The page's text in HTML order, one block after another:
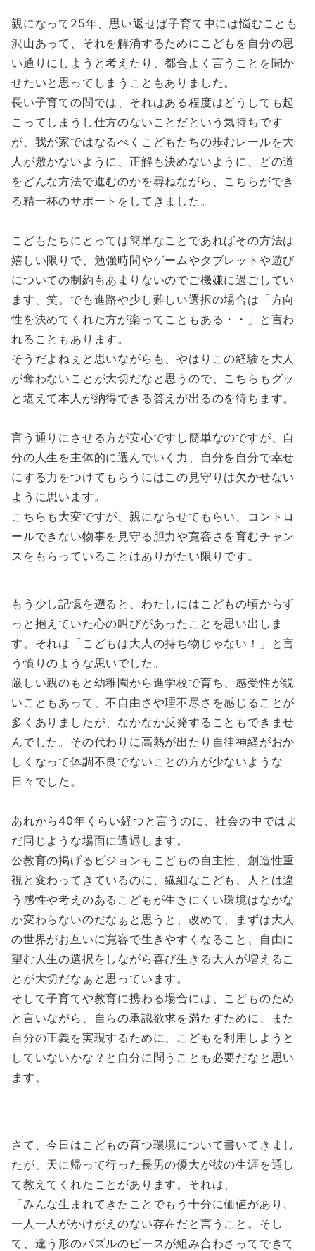
親になって25年、思い返せば子育て中には悩むことも
沢山あって、それを解消するためにこどもを自分の思
い通りにしようと考えたり、都合よく言うことを聞か
せたいと思ってしまうこともありました。
長い子育ての間では、それはある程度はどうしても起
こってしまうし仕方のないことだという気持ちです
が、我が家ではなるべくこどもたちの歩むレールを大
人が敷かないように、正解も決めないように、どの道
をどんな方法で進むのかを尋ねながら、こちらができ
る精一杯のサポートをしてきました。
こどもたちにとっては簡単なことであればその方法は
嬉しい限りで、勉強時間やゲームやタブレットや遊び
についての制約もあまりないのでご機嫌に過ごしてい
ます、笑。でも進路や少し難しい選択の場合は「方向
性を決めてくれた方が楽ってこともある・・」と言わ
れることもあります。
そうだよねぇと思いながらも、やはりこの経験を大人
が奪わないことが大切だなと思うので、こちらもグッ
と堪えて本人が納得できる答えが出るのを待ちます。
言う通りにさせる方が安心ですし簡単なのですが、自
分の人生を主体的に選んでいく力、自分を自分で幸せ
にする力をつけてもらうにはこの見守りは欠かせない
ように思います。
こちらも大変ですが、親にならせてもらい、コントロ
ールできない物事を見守る胆力や寛容さを育むチャン
スをもらっていることはありがたい限りです。
もう少し記憶を遡ると、わたしにはこどもの頃からず
っと抱えていた心の叫びがあったことを思い出しま
す。それは「こどもは大人の持ち物じゃない！」と言
う憤りのような思いでした。
厳しい親のもと幼稚園から進学校で育ち、感受性が鋭
いこともあって、不自由さや理不尽さを感じることが
多くありましたが、なかなか反発することもできませ
んでした。その代わりに高熱が出たり自律神経がおか
しくなって体調不良でないことの方が少ないような
日々でした。
あれから40年くらい経つと言うのに、社会の中ではま
だ同じような場面に遭遇します。
公教育の掲げるビジョンもこどもの自主性、創造性重
視と変わってきているのに、繊細なこども、人とは違
う感性や考えのあるこどもが生きにくい環境はなかな
か変わらないのだなぁと思うと、改めて、まずは大人
の世界がお互いに寛容で生きやすくなること、自由に
望む人生の選択をしながら喜び生きる大人が増えるこ
とが大切だなぁと思っています。
そして子育てや教育に携わる場合には、こどものため
と言いながら、自らの承認欲求を満たすために、また
自分の正義を実現するために、こどもを利用しようと
していないかな？と自分に問うことも必要だなと思い
ます。
さて、今日はこどもの育つ環境について書いてきまし
たが、天に帰って行った長男の優大が彼の生涯を通し
て教えてくれたことがあります。それは、
「みんな生まれてきたことでもう十分に価値があり、
一人一人がかけがえのない存在だと言うこと。そし
て、違う形のパズルのピースが組み合わさってできて